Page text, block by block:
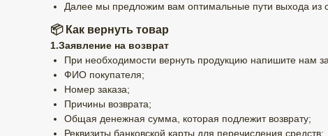
Далее мы предложим вам оптимальные пути выхода из
📦 Как вернуть товар
1.Заявление на возврат
При необходимости вернуть продукцию напишите нам
ФИО покупателя;
Номер заказа;
Причины возврата;
Общая денежная сумма, которая подлежит возврату;
Реквизиты банковской карты для перечисления средств;